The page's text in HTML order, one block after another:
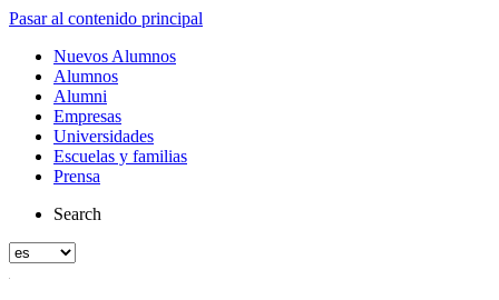
Pasar al contenido principal
Nuevos Alumnos
Alumnos
Alumni
Empresas
Universidades
Escuelas y familias
Prensa
Search